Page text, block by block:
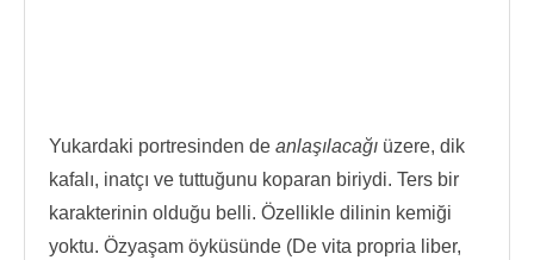
Yukardaki portresinden de anlaşılacağı üzere, dik
kafalı, inatçı ve tuttuğunu koparan biriydi. Ters bir
karakterinin olduğu belli. Özellikle dilinin kemiği
yoktu. Özyaşam öyküsünde (De vita propria liber,